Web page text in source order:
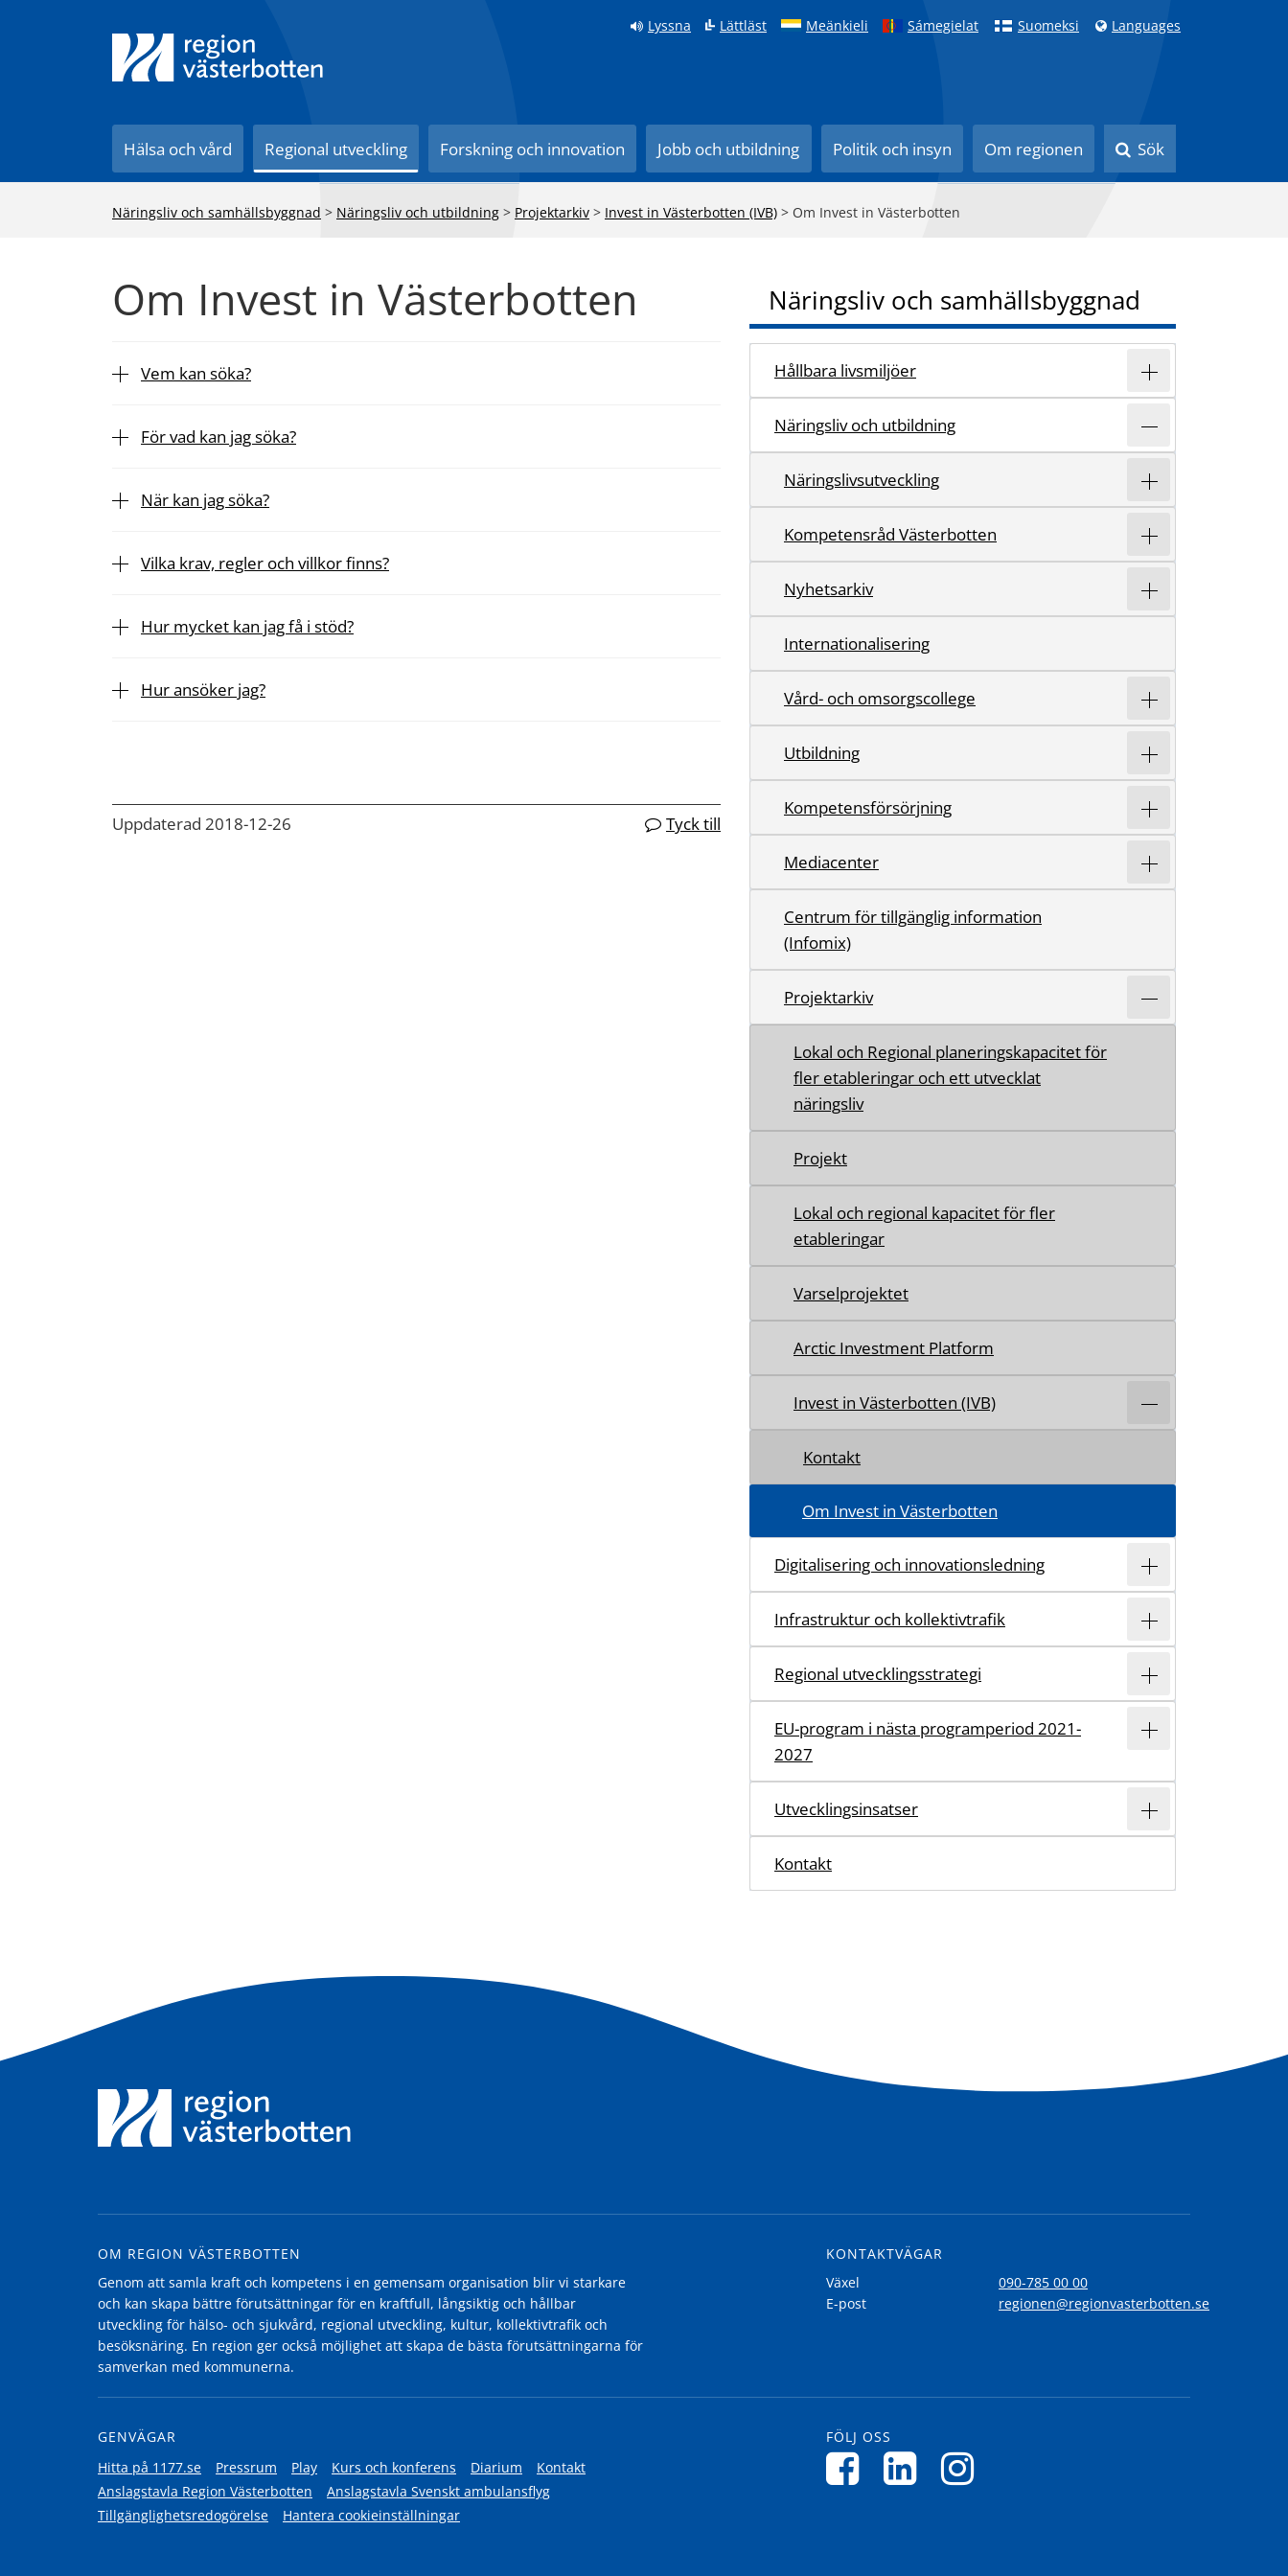
Lyssna Lättläst Meänkieli Sámegielat Suomeksi Languages
Hälsa och vård Regional utveckling Forskning och innovation Jobb och utbildning Politik och insyn Om regionen Sök
Näringsliv och samhällsbyggnad > Näringsliv och utbildning > Projektarkiv > Invest in Västerbotten (IVB) > Om Invest in Västerbotten
Om Invest in Västerbotten
Vem kan söka?
För vad kan jag söka?
När kan jag söka?
Vilka krav, regler och villkor finns?
Hur mycket kan jag få i stöd?
Hur ansöker jag?
Uppdaterad 2018-12-26 Tyck till
Näringsliv och samhällsbyggnad
Hållbara livsmiljöer
Näringsliv och utbildning
Näringslivsutveckling
Kompetensråd Västerbotten
Nyhetsarkiv
Internationalisering
Vård- och omsorgscollege
Utbildning
Kompetensförsörjning
Mediacenter
Centrum för tillgänglig information
(Infomix)
Projektarkiv
Lokal och Regional planeringskapacitet för
fler etableringar och ett utvecklat
näringsliv
Projekt
Lokal och regional kapacitet för fler
etableringar
Varselprojektet
Arctic Investment Platform
Invest in Västerbotten (IVB)
Kontakt
Om Invest in Västerbotten
Digitalisering och innovationsledning
Infrastruktur och kollektivtrafik
Regional utvecklingsstrategi
EU-program i nästa programperiod 2021-
2027
Utvecklingsinsatser
Kontakt
OM REGION VÄSTERBOTTEN
Genom att samla kraft och kompetens i en gemensam organisation blir vi starkare
och kan skapa bättre förutsättningar för en kraftfull, långsiktig och hållbar
utveckling för hälso- och sjukvård, regional utveckling, kultur, kollektivtrafik och
besöksnäring. En region ger också möjlighet att skapa de bästa förutsättningarna för
samverkan med kommunerna.
KONTAKTVÄGAR
Växel
090-785 00 00
E-post
regionen@regionvasterbotten.se
GENVÄGAR
Hitta på 1177.se
Pressrum Play Kurs och konferens Diarium
Kontakt
Anslagstavla Region Västerbotten
Anslagstavla Svenskt ambulansflyg
Tillgänglighetsredogörelse
Hantera cookieinställningar
FÖLJ OSS